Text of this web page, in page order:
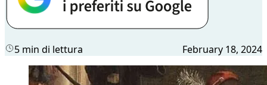
5 min di lettura February 18, 2024